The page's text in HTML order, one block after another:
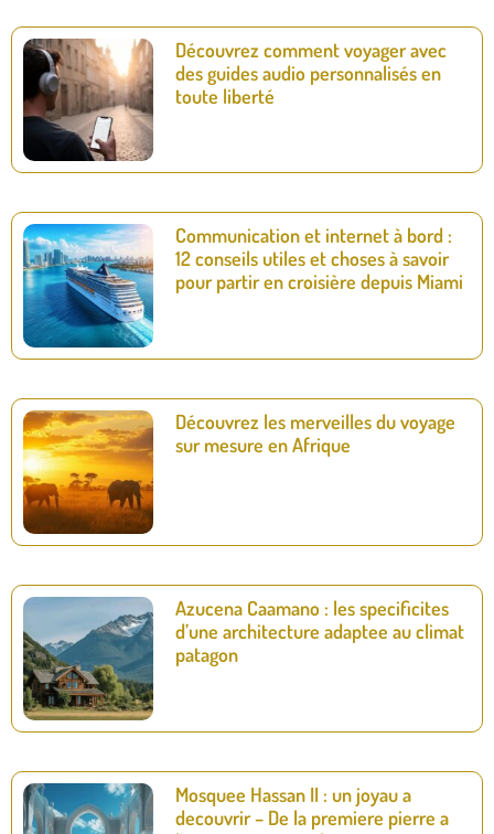
Découvrez comment voyager avec
des guides audio personnalisés en
toute liberté
Communication et internet à bord :
12 conseils utiles et choses à savoir
pour partir en croisière depuis Miami
Découvrez les merveilles du voyage
sur mesure en Afrique
Azucena Caamano : les specificites
d’une architecture adaptee au climat
patagon
Mosquee Hassan II : un joyau a
decouvrir – De la premiere pierre a